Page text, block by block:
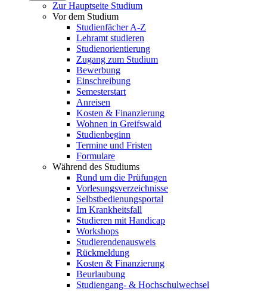
Zur Hauptseite Studium
Vor dem Studium
Studienfächer A-Z
Lehramt studieren
Studienorientierung
Zugang zum Studium
Bewerbung
Einschreibung
Semesterstart
Anreisen
Kosten & Finanzierung
Wohnen in Greifswald
Studienbeginn
Termine und Fristen
Formulare
Während des Studiums
Rund um die Prüfungen
Vorlesungsverzeichnisse
Selbstbedienungsportal
Im Krankheitsfall
Studieren mit Handicap
Workshops
Studierendenausweis
Rückmeldung
Kosten & Finanzierung
Beurlaubung
Studiengang- & Hochschulwechsel